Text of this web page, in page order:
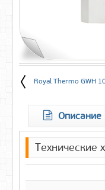
Royal Thermo GWH
Описание
Технические